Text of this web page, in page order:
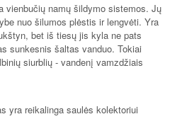
vienbučių namų šildymo sistemos. Jų
nuo šilumos plėstis ir lengvėti. Yra
bet iš tiesų jis kyla ne pats
sunkesnis šaltas vanduo. Tokiai
siurblių - vandenį vamzdžiais
yra reikalinga saulės kolektoriui